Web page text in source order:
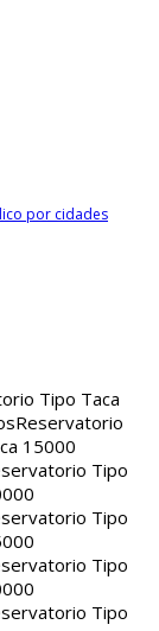
por cidades
Tipo Taca
Reservatorio
15000
Tipo
Tipo
Tipo
Tipo